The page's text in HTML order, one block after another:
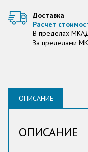
Доставка
Расчет
В пределах
За пределами
ОПИСАНИЕ
ОПИСАНИЕ